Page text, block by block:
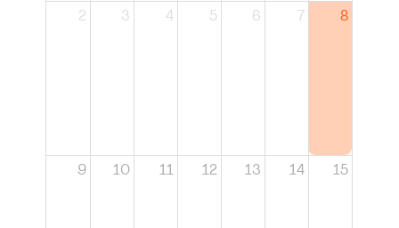
2 3 4 5 6 7 8
9 10 11 12 13 14 15